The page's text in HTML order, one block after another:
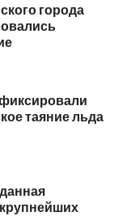
города
таяние льда